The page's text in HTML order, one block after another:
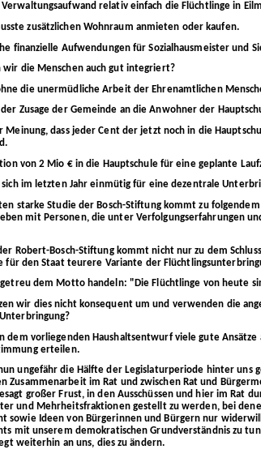
Verwaltungsaufwand relativ einfach die Flüchtlinge in
zusätzlichen Wohnraum anmieten oder kaufen.
finanzielle Aufwendungen für Sozialhausmeister und
wir die Menschen auch gut integriert?
die unermüdliche Arbeit der Ehrenamtlichen
Zusage der Gemeinde an die Anwohner der
Meinung, dass jeder Cent der jetzt noch in die
von 2 Mio € in die Hauptschule für eine geplante
sich im letzten Jahr einmütig für eine dezentrale
starke Studie der Bosch-Stiftung kommt zu
mit Personen, die unter Verfolgungserfahrungen
Robert-Bosch-Stiftung kommt nicht nur zu dem
für den Staat teurere Variante der
dem Motto handeln: "Die Flüchtlinge von heute
wir dies nicht konsequent um und verwenden die
dem vorliegenden Haushaltsentwurf viele gute
erteilen.
ungefähr die Hälfte der Legislaturperiode hinter
Zusammenarbeit im Rat und zwischen Rat und
großer Frust, in den Ausschüssen und hier im Rat
und Mehrheitsfraktionen gestellt zu werden, bei
sowie Ideen von Bürgerinnen und Bürgern nur
mit unserem demokratischen Grundverständnis zu
weiterhin an uns, dies zu ändern.